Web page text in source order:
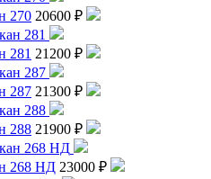
270 20600 ₽
281 21200 ₽
287 21300 ₽
288 21900 ₽
268 НД 23000 ₽